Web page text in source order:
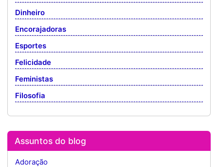
Dinheiro
Encorajadoras
Esportes
Felicidade
Feministas
Filosofia
Assuntos do blog
Adoração